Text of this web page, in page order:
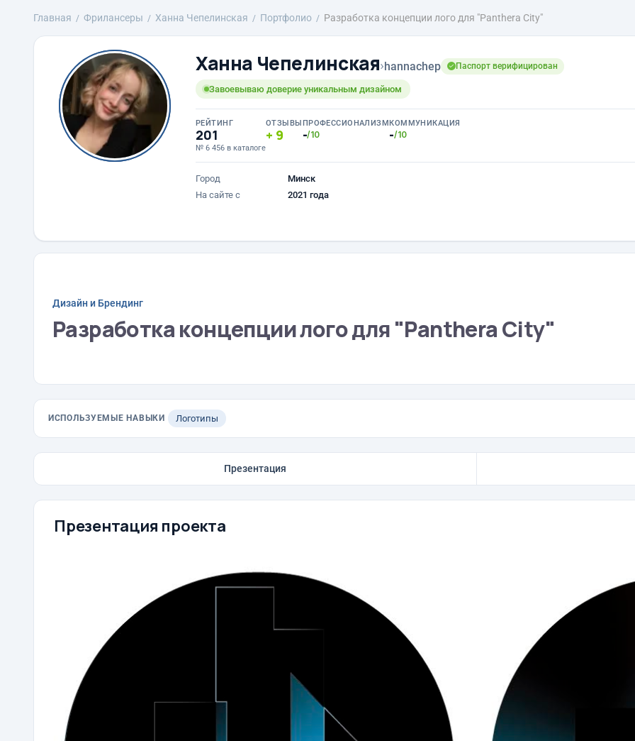
Главная Фрилансеры Ханна Чепелинская Портфолио Разработка концепции лого для "Panthera City"
Ханна Чепелинская›hannachep Паспорт верифицирован
Завоевываю доверие уникальным дизайном
РЕЙТИНГ
201
№ 6 456 в каталоге
ОТЗЫВЫ
9
ПРОФЕССИОНАЛИЗМ
-/10
КОММУНИКАЦИЯ
-/10
Город
Минск
На сайте с
2021 года
Дизайн и Брендинг
Разработка концепции лого для "Panthera City"
ИСПОЛЬЗУЕМЫЕ НАВЫКИ Логотипы
Презентация
Презентация проекта